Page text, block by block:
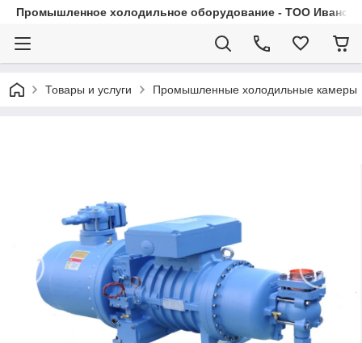
Промышленное холодильное оборудование - ТОО
Товары и услуги Промышленные холодильные камеры